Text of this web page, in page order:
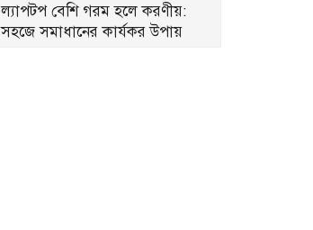
ল্যাপটপ বেশি গরম হলে করণীয়:
সহজে সমাধানের কার্যকর উপায়